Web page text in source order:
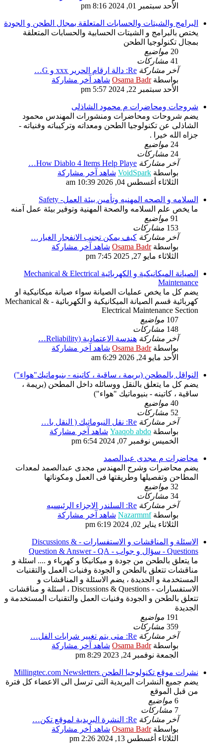
الأحد سبتمبر 01, 2024 8:16 pm
البرامج والشيتات والحسابات المتعلقة بمجال الطحن و الجودة
يختص بالبرامج و الشيتات الحسابية والحسابات المتعلقة
بمجال تكنولوجيا الطحن
20 مواضيع
41 مشاركات
آخر مشاركة Re: دالة ارقام الحرير xxx و G…
بواسطةOsama Badr شاهد آخر مشاركة
الأحد سبتمبر 22, 2024 5:57 pm
شروحات ومحاضرات م محمود الشاذلى
يضم شروحات ومحاضرات ومنشورات المهندس محمود
الشاذلى عن تكنولوجيا الطحن ومعداته وتركيباته وفنياته -
جزاه الله خيرا .
24 مواضيع
24 مشاركات
آخر مشاركة How Diablo 4 Items Help Playe…
بواسطة VoidSpark شاهد آخر مشاركة
الثلاثاء أغسطس 04, 2026 10:39 am
السلامه و الصحه المهنيه وتأمين بيئة العمل- Safety
ما يخص علم السلامه والصحة المهنية وتوفير بيئة عمل آمنه
91 مواضيع
153 مشاركات
آخر مشاركة كيف يمكن تجنب الانفجار الغبار…
بواسطةOsama Badr شاهد آخر مشاركة
الثلاثاء مايو 27, 2025 7:45 pm
الصيانة الميكانيكية و الكهربائية Mechanical & Electrical
Maintenance
يضم كل ما يخص عمليات الصيانة سواء صيانة ميكانيكية او
كهربائية قسم الصيانة الميكانيكية و الكهربائية - Mechanical &
Electrical Maintenance Section
107 مواضيع
148 مشاركات
آخر مشاركة هندسة الاعتمادية (Reliability…
بواسطةOsama Badr شاهد آخر مشاركة
الأحد مايو 24, 2026 6:29 am
النواقل بالمطحن (بريمة ، ساقية ، كاتينه - بنيوماتيك"هواء")
يضم كل ما يتعلق بالنقل ووسائله داخل المطحن (بريمة ،
ساقية ، كاتينه - بنيوماتيك "هواء")
40 مواضيع
52 مشاركات
آخر مشاركة Re: نقل النيوماتيك ( النقل با…
بواسطة Yaaqob abdo شاهد آخر مشاركة
الخميس نوفمبر 07, 2024 6:54 pm
محاضرات م مجدى عبدالصمد
يضم محاضرات وشرح المهندس مجدى عبدالصمد لمعدات
المطاحن وتفصيلها وطريقتها فى العمل ومكوناتها
32 مواضيع
34 مشاركات
آخر مشاركة Re: السلندر الاجزاء الرئيسيه
بواسطةNazarmmf شاهد آخر مشاركة
الثلاثاء يناير 02, 2024 6:19 pm
الاسئلة و المناقشات و الاستفسارات - Discussions &
Questions - سؤال و جواب - Question & Answer - QA
ما يتعلق بالطحن من جودة و ميكانيكا و كهرباء و .... اسئلة و
مناقشات تتعلق بالطحن و الجودة وفنيات العمل والتقنيات
المستخدمة و الجديدة ، يضم الاسئلة و المناقشات و
الاستفسارات - Discussions & Questions ، اسئلة و مناقشات
تتعلق بالطحن و الجودة وفنيات العمل والتقنيات المستخدمة و
الجديدة
191 مواضيع
359 مشاركات
آخر مشاركة Re: متى يتم تغيير شرابات الفل…
بواسطةOsama Badr شاهد آخر مشاركة
الجمعة نوفمبر 24, 2023 8:29 pm
نشرات موقع تكنولوجيا الطحن Millingtec.com Newsletters
يضم جميع النشرات البريدية التى ترسل الى الاعضاء كل فترة
من قبل الموقع
6 مواضيع
7 مشاركات
آخر مشاركة Re: النشرة البريدية لموقع تكن…
بواسطةOsama Badr شاهد آخر مشاركة
الثلاثاء أغسطس 13, 2024 2:26 pm